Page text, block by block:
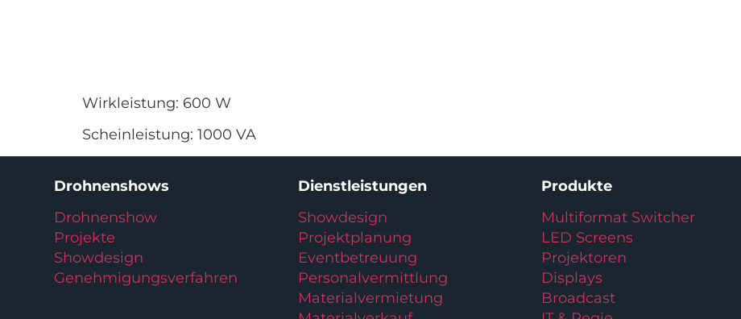
Wirkleistung: 600 W
Scheinleistung: 1000 VA
Drohnenshows
Drohnenshow
Projekte
Showdesign
Genehmigungsverfahren
Dienstleistungen
Showdesign
Projektplanung
Eventbetreuung
Personalvermittlung
Materialvermietung
Produkte
Multiformat Switcher
LED Screens
Projektoren
Displays
Broadcast